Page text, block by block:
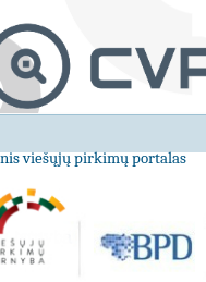
viešųjų pirkimų portalas